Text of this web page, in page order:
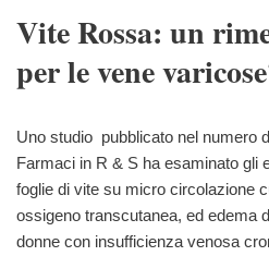
Vite Rossa: un
per le vene
Uno studio pubblicato nel numero
Farmaci in R & S ha esaminato gli
foglie di vite su micro circolazione
ossigeno transcutanea, ed edema
donne con insufficienza venosa